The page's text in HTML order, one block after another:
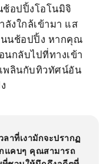
อปปิ้งโอโนมิจิ
งใกล้เข้ามา แส
นนช้อปปิ้ง หากคุณ
กลับไปที่ทางเข้า
พลินกับทิวทัศน์อัน
ลาที่เงามักจะปรากฏ
แคบๆ คุณสามารถ